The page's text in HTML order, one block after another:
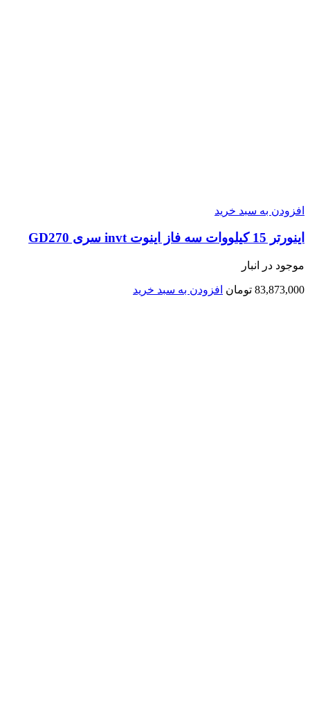
افزودن به سبد خرید
اينورتر 15 کیلووات سه فاز اینوت invt سری GD270
موجود در انبار
83,873,000 تومان افزودن به سبد خرید